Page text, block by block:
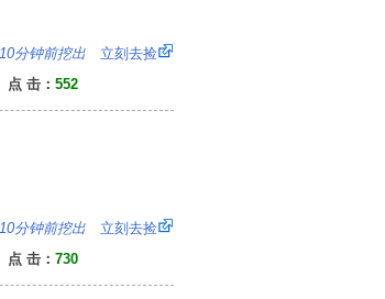
10分钟前挖出 立刻去捡
点 击： 552
10分钟前挖出 立刻去捡
点 击： 730